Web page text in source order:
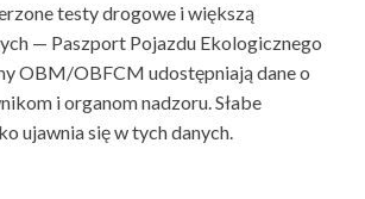
testy drogowe i większą
— Paszport Pojazdu Ekologicznego
OBM/OBFCM udostępniają dane o
i organom nadzoru. Słabe
ujawnia się w tych danych.